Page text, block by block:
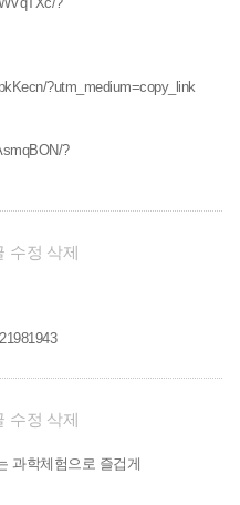
?utm_medium=copy_link
?
수정 삭제
수정 삭제
과학체험으로 즐겁게